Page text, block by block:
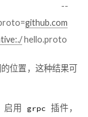
--
github.com
hello.proto
位置，这种结果可
启用 grpc 插件，